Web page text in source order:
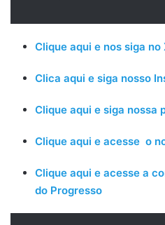
Clique aqui e nos siga no
Clica aqui e siga nosso
Clique aqui e siga nossa
Clique aqui e acesse o
Clique aqui e acesse a
do Progresso